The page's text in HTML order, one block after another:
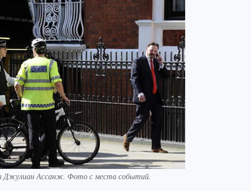
Джулиан Ассанж. Фото с места событий.